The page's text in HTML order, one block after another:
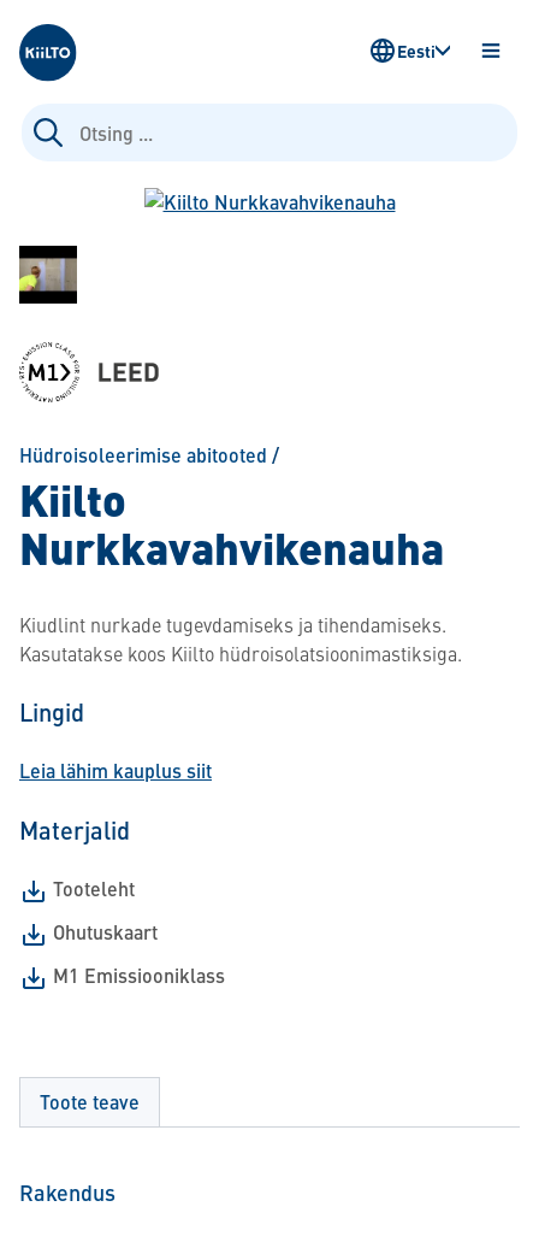
Kiilto Estonia
Otsi:
AVA
Eesti
Hüdroisoleerimise abitooted /
Kiilto
Nurkkavahvikenauha
Kiudlint nurkade tugevdamiseks ja tihendamiseks.
Kasutatakse koos Kiilto hüdroisolatsioonimastiksiga.
Lingid
Leia lähim kauplus siit
Materjalid
Tooteleht
Ohutuskaart
M1 Emissiooniklass
Toote teave
Rakendus